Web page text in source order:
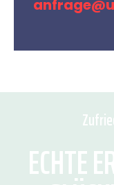
ECHTE